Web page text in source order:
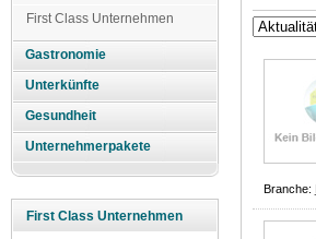
First Class Unternehmen
Gastronomie
Unterkünfte
Gesundheit
Unternehmerpakete
First Class Unternehmen
Branche: